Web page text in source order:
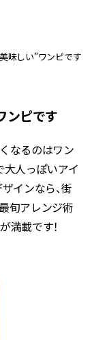
味しい”ワンピです
ンピです
なるのはワン
大人っぽいアイ
インなら、街
旬アレンジ術
満載です！